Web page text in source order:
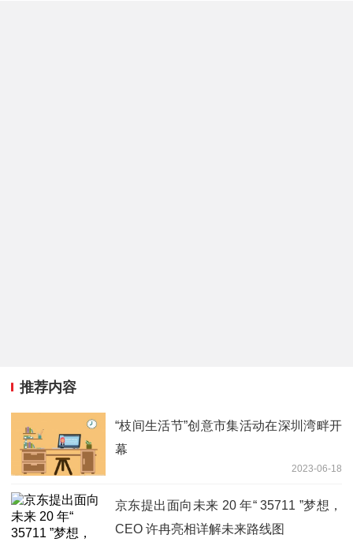
推荐内容
“枝间生活节”创意市集活动在深圳湾畔开
幕
2023-06-18
京东提出面向未来 20 年“ 35711 ”梦想，
CEO 许冉亮相详解未来路线图